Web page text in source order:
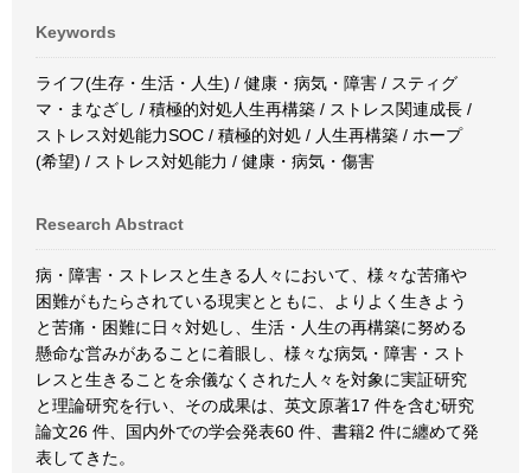
Keywords
ライフ(生存・生活・人生) / 健康・病気・障害 / スティグ
マ・まなざし / 積極的対処人生再構築 / ストレス関連成長 /
ストレス対処能力SOC / 積極的対処 / 人生再構築 / ホープ
(希望) / ストレス対処能力 / 健康・病気・傷害
Research Abstract
病・障害・ストレスと生きる人々において、様々な苦痛や
困難がもたらされている現実とともに、よりよく生きよう
と苦痛・困難に日々対処し、生活・人生の再構築に努める
懸命な営みがあることに着眼し、様々な病気・障害・スト
レスと生きることを余儀なくされた人々を対象に実証研究
と理論研究を行い、その成果は、英文原著17 件を含む研究
論文26 件、国内外での学会発表60 件、書籍2 件に纏めて発
表してきた。